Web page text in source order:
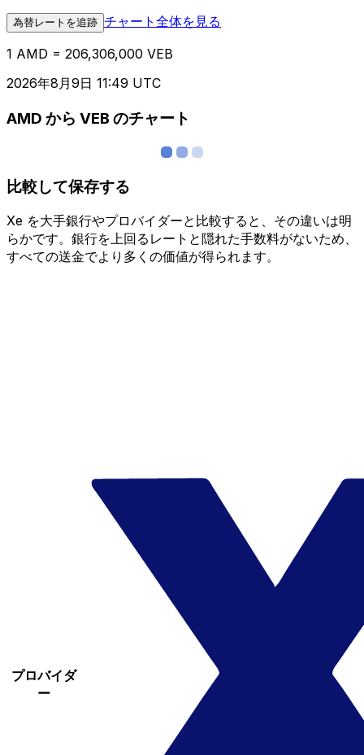
為替レートを追跡 チャート全体を見る
1 AMD = 206,306,000 VEB
2026年8月9日 11:49 UTC
AMD から VEB のチャート
比較して保存する
Xe を大手銀行やプロバイダーと比較すると、その違いは明
らかです。銀行を上回るレートと隠れた手数料がないため、
すべての送金でより多くの価値が得られます。
プロバイダ
ー